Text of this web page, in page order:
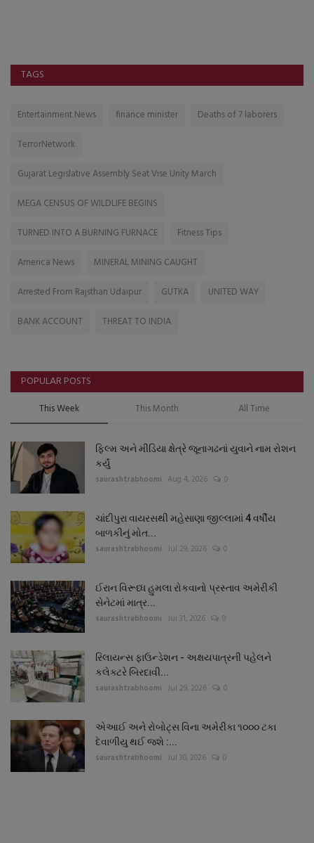
TAGS
Entertainment News finance minister
Deaths of 7 laborers
TerrorNetwork
Gujarat Legislative Assembly Seat Vise Unity March
MEGA CENSUS OF WILDLIFE BEGINS
TURNED INTO A BURNING FURNACE
Fitness Tips
America News
MINERAL MINING CAUGHT
Arrested From Rajsthan Udaipur
GUTKA
UNITED WAY
BANK ACCOUNT
THREAT TO INDIA
POPULAR POSTS
This Week This Month All Time
ફિલ્મ અને મીડિયા ક્ષેત્રે જૂનાગઢનાં યુવાને નામ રોશન
કર્યું
saurashtrabhoomi Aug 4, 2026 0
ચાંદીપુરા વાયરસથી મહેસાણા જીલ્લામાં 4 વર્ષીય
બાળકીનું મોત...
saurashtrabhoomi Jul 29, 2026 0
ઈરાન વિરૂધ્ધ હુમલા રોકવાનો પ્રસ્તાવ અમેરીકી
સેનેટમાં માત્ર...
saurashtrabhoomi Jul 31, 2026 0
રિલાયન્સ ફાઉન્ડેશન - અક્ષયપાત્રની પહેલને
કલેક્ટરે બિરદાવી...
saurashtrabhoomi Jul 29, 2026 0
એઆઈ અને રોબોટ્સ વિના અમેરીકા ૧૦૦૦ ટકા
દેવાળીયુ થઈ જશે :...
saurashtrabhoomi Jul 30, 2026 0